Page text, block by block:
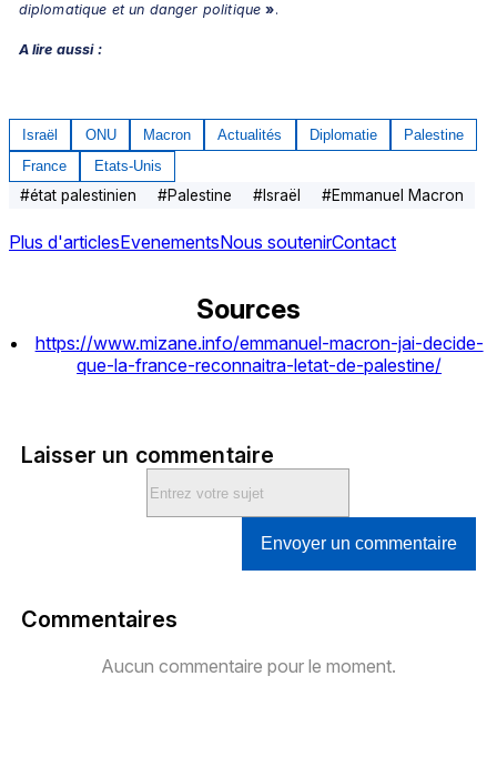
diplomatique et un danger politique ».
A lire aussi :
Israël ONU Macron Actualités Diplomatie
Palestine
France
Etats-Unis
#état palestinien #Palestine #Israël #Emmanuel Macron
Plus d'articlesEvenementsNous soutenirContact
Sources
https://www.mizane.info/emmanuel-macron-jai-decide-
que-la-france-reconnaitra-letat-de-palestine/
Laisser un commentaire
Envoyer un commentaire
Commentaires
Aucun commentaire pour le moment.